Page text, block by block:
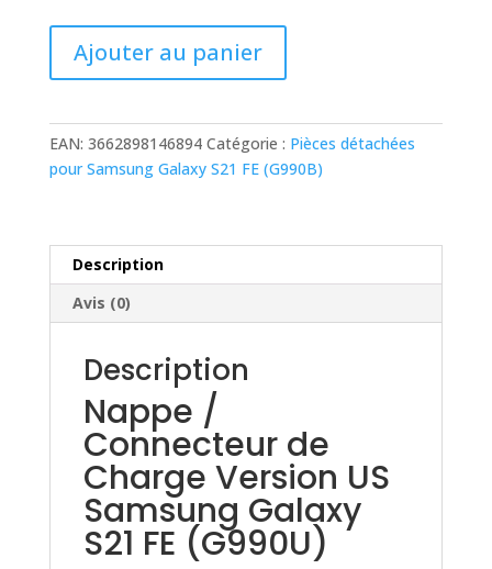
Connecteur
de
Samsung
Galaxy
S21
(G990U)
Ajouter au panier
EAN: 3662898146894 Catégorie : Pièces détachées
pour Samsung Galaxy S21 FE (G990B)
Description
Avis (0)
Description
Nappe /
Connecteur de
Charge Version US
Samsung Galaxy
S21 FE (G990U)